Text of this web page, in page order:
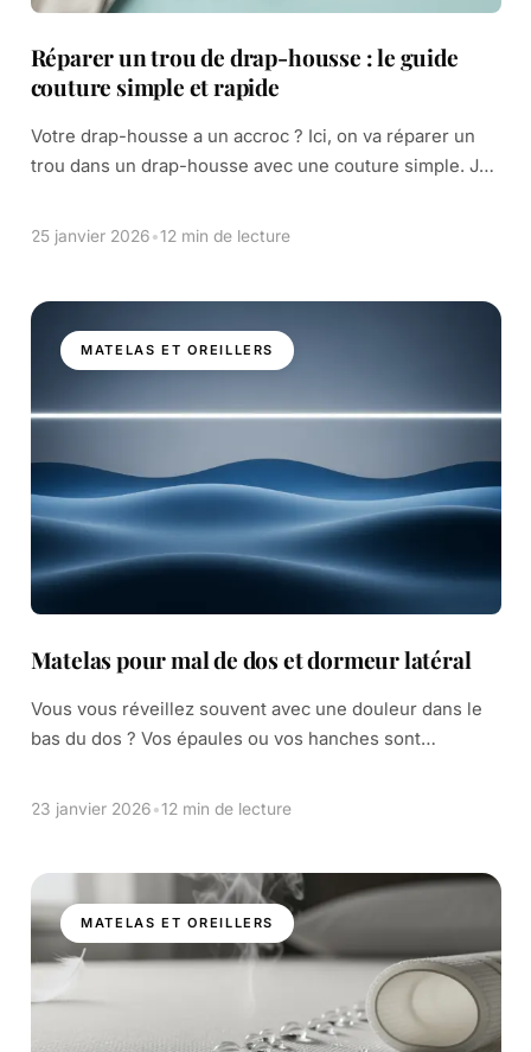
Réparer un trou de drap-housse : le guide
couture simple et rapide
Votre drap-housse a un accroc ? Ici, on va réparer un
trou dans un drap-housse avec une couture simple. Je
Premièrement, travaillez […]
25 janvier 2026•12 min de lecture
MATELAS ET OREILLERS
Matelas pour mal de dos et dormeur latéral
Vous vous réveillez souvent avec une douleur dans le
bas du dos ? Vos épaules ou vos hanches sont
[…]
23 janvier 2026•12 min de lecture
MATELAS ET OREILLERS